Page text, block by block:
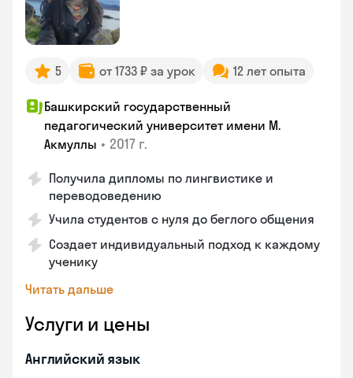
5 от 1733 ₽ за урок 12 лет опыта
Башкирский государственный
педагогический университет имени М.
Акмуллы • 2017 г.
Получила дипломы по лингвистике и
переводоведению
Учила студентов с нуля до беглого общения
Создает индивидуальный подход к каждому
ученику
Читать дальше
Услуги и цены
Английский язык